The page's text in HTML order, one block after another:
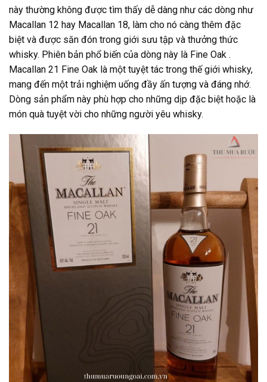
này thường không được tìm thấy dễ dàng như các dòng như
Macallan 12 hay Macallan 18, làm cho nó càng thêm đặc
biệt và được săn đón trong giới sưu tập và thưởng thức
whisky. Phiên bản phổ biến của dòng này là Fine Oak .
Macallan 21 Fine Oak là một tuyệt tác trong thế giới whisky,
mang đến một trải nghiệm uống đầy ấn tượng và đáng nhớ.
Dòng sản phẩm này phù hợp cho những dịp đặc biệt hoặc là
món quà tuyệt vời cho những người yêu whisky.